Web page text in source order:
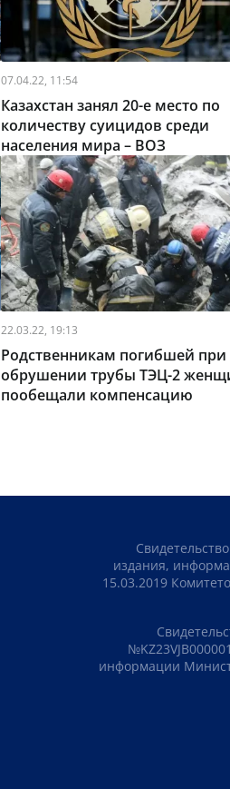
07.04.22, 11:54
Казахстан занял 20-е место по
количеству суицидов среди
населения мира – ВОЗ
22.03.22, 19:13
Родственникам погибшей при
обрушении трубы ТЭЦ-2
пообещали компенсацию
издания,
15.03.2019
информации